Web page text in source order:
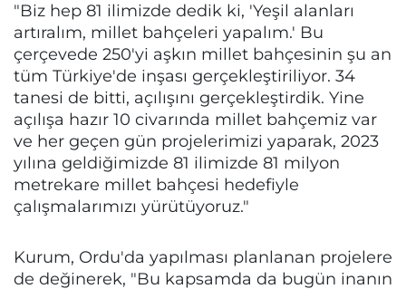
"Biz hep 81 ilimizde dedik ki, 'Yeşil alanları
artıralım, millet bahçeleri yapalım.' Bu
çerçevede 250'yi aşkın millet bahçesinin şu an
tüm Türkiye'de inşası gerçekleştiriliyor. 34
tanesi de bitti, açılışını gerçekleştirdik. Yine
açılışa hazır 10 civarında millet bahçemiz var
ve her geçen gün projelerimizi yaparak, 2023
yılına geldiğimizde 81 ilimizde 81 milyon
metrekare millet bahçesi hedefiyle
çalışmalarımızı yürütüyoruz."
Kurum, Ordu'da yapılması planlanan projelere
de değinerek, "Bu kapsamda da bugün inanın